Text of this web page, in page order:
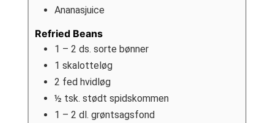
Ananasjuice
Refried Beans
1 – 2 ds. sorte bønner
1 skalotteløg
2 fed hvidløg
½ tsk. stødt spidskommen
1 – 2 dl. grøntsagsfond